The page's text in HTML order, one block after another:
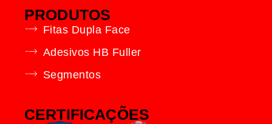
PRODUTOS
Fitas Dupla Face
Adesivos HB Fuller
Segmentos
CERTIFICAÇÕES